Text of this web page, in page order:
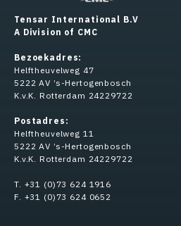
Tensar International B.V
A Division of CMC
Bezoekadres:
Helftheuvelweg 47
5222 AV ’s-Hertogenbosch
K.v.K. Rotterdam 24229722
Postadres:
Helftheuvelweg 11
5222 AV ’s-Hertogenbosch
K.v.K. Rotterdam 24229722
T. +31 (0)73 624 1916
F. +31 (0)73 624 0652